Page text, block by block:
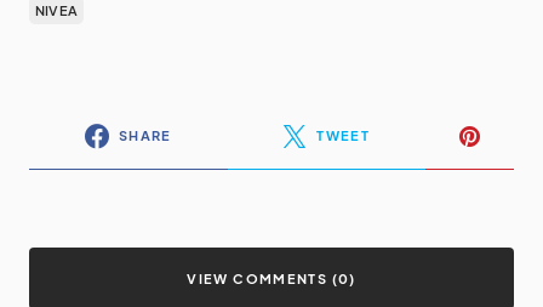
NIVEA
SHARE TWEET
VIEW COMMENTS (0)